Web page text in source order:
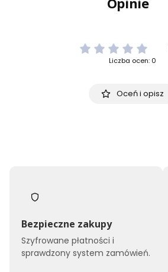
Liczba ocen: 0
Oceń i opisz
Bezpieczne zakupy
Szyfrowane płatności i
sprawdzony system zamówień.